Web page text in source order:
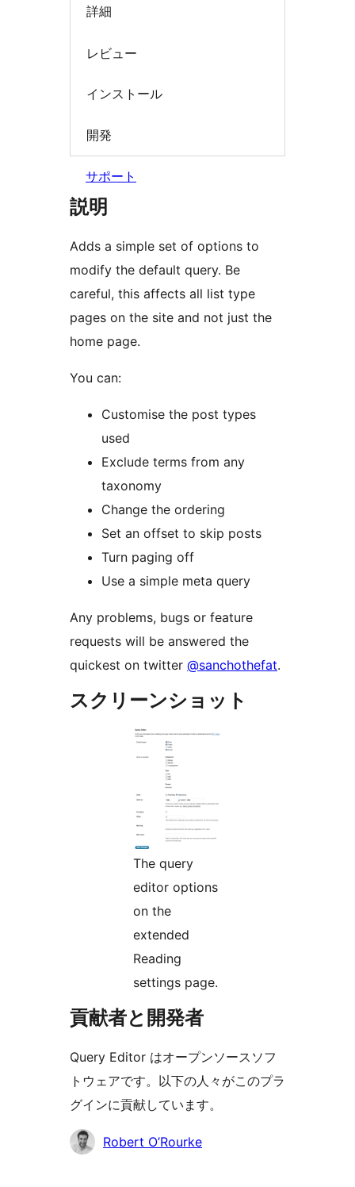
詳細
レビュー
インストール
開発
サポート
説明
Adds a simple set of options to
modify the default query. Be
careful, this affects all list type
pages on the site and not just the
home page.
You can:
Customise the post types
used
Exclude terms from any
taxonomy
Change the ordering
Set an offset to skip posts
Turn paging off
Use a simple meta query
Any problems, bugs or feature
requests will be answered the
quickest on twitter @sanchothefat.
スクリーンショット
The query
editor options
on the
extended
Reading
settings page.
貢献者と開発者
Query Editor はオープンソースソフ
トウェアです。以下の人々がこのプラ
グインに貢献しています。
貢
Robert O’Rourke